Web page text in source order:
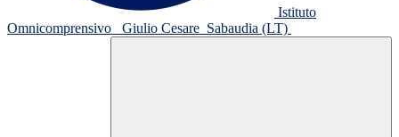
Istituto
Omnicomprensivo
Giulio Cesare Sabaudia (LT)